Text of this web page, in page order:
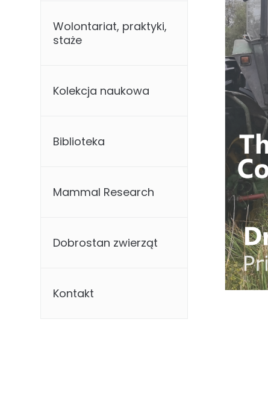
Wolontariat, praktyki,
staże
Kolekcja naukowa
Biblioteka
Mammal Research
Dobrostan zwierząt
Kontakt